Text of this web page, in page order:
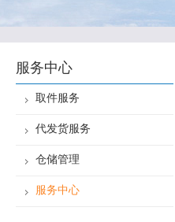
服务中心
取件服务
代发货服务
仓储管理
服务中心